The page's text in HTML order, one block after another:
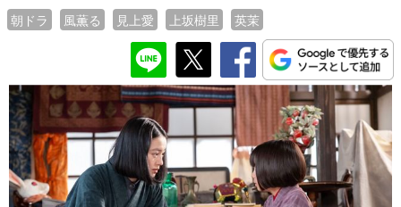
朝ドラ
風薫る 見上愛 上坂樹里 英茉